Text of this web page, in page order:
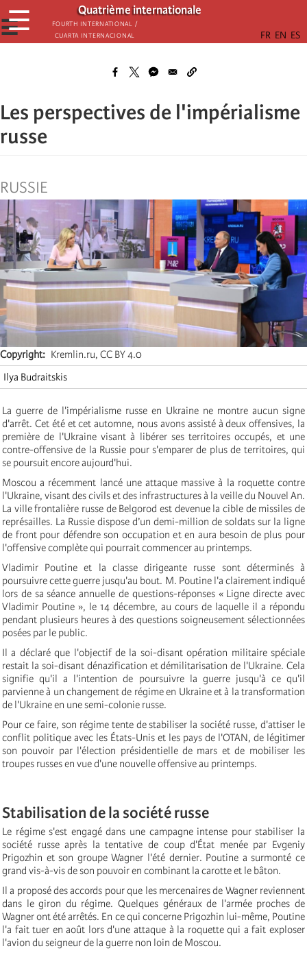
Aller
au
contenu
Quatrième internationale
Fourth International /
Cuarta Internacional
☰
☰
Les perspectives de l'impérialisme
russe
RUSSIE
Copyright
Kremlin.ru, CC BY 4.0
Ilya Budraitskis
La guerre de l'impérialisme russe en Ukraine ne montre aucun signe
d'arrêt. Cet été et cet automne, nous avons assisté à deux offensives, la
première de l'Ukraine visant à libérer ses territoires occupés, et une
contre-offensive de la Russie pour s'emparer de plus de territoires, qui
se poursuit encore aujourd'hui.
Moscou a récemment lancé une attaque massive à la roquette contre
l'Ukraine, visant des civils et des infrastructures à la veille du Nouvel An.
La ville frontalière russe de Belgorod est devenue la cible de missiles de
représailles. La Russie dispose d’un demi-million de soldats sur la ligne
de front pour défendre son occupation et en aura besoin de plus pour
l'offensive complète qui pourrait commencer au printemps.
Vladimir Poutine et la classe dirigeante russe sont déterminés à
poursuivre cette guerre jusqu'au bout. M. Poutine l'a clairement indiqué
lors de sa séance annuelle de questions-réponses « Ligne directe avec
Vladimir Poutine », le 14 décembre, au cours de laquelle il a répondu
pendant plusieurs heures à des questions soigneusement sélectionnées
posées par le public.
Il a déclaré que l'objectif de la soi-disant opération militaire spéciale
restait la soi-disant dénazification et démilitarisation de l'Ukraine. Cela
signifie qu'il a l'intention de poursuivre la guerre jusqu'à ce qu'il
parvienne à un changement de régime en Ukraine et à la transformation
de l'Ukraine en une semi-colonie russe.
Pour ce faire, son régime tente de stabiliser la société russe, d'attiser le
conflit politique avec les États-Unis et les pays de l'OTAN, de légitimer
son pouvoir par l'élection présidentielle de mars et de mobiliser les
troupes russes en vue d'une nouvelle offensive au printemps.
Stabilisation de la société russe
Le régime s'est engagé dans une campagne intense pour stabiliser la
société russe après la tentative de coup d'État menée par Evgeniy
Prigozhin et son groupe Wagner l'été dernier. Poutine a surmonté ce
grand vis-à-vis de son pouvoir en combinant la carotte et le bâton.
Il a proposé des accords pour que les mercenaires de Wagner reviennent
dans le giron du régime. Quelques généraux de l'armée proches de
Wagner ont été arrêtés. En ce qui concerne Prigozhin lui-même, Poutine
l'a fait tuer en août lors d'une attaque à la roquette qui a fait exploser
l'avion du seigneur de la guerre non loin de Moscou.